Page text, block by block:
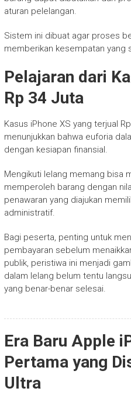
aturan pelelangan.
Sistem ini dibuat agar proses
memberikan kesempatan yang
Pelajaran dari
Rp 34 Juta
Kasus iPhone XS yang terjual
menunjukkan bahwa euforia
dengan kesiapan finansial.
Mengikuti lelang memang bisa
memperoleh barang dengan
penawaran yang diajukan
administratif.
Bagi peserta, penting untuk
pembayaran sebelum
publik, peristiwa ini menjadi
dalam lelang belum tentu
yang benar-benar selesai.
Era Baru Apple
Pertama yang
Ultra